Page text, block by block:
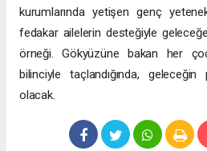
kurumlarında yetişen genç
fedakar ailelerin desteğiyle geleceğe
örneği. Gökyüzüne bakan her
bilinciyle taçlandığında,
olacak.